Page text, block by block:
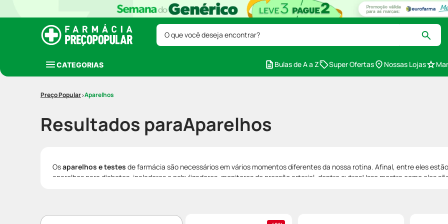
O que você deseja encontrar?
CATEGORIAS Bulas de A a Z Super Ofertas Nossas Lojas
Aparelhos
Resultados paraAparelhos
Osaparelhos e testes de farmácia são necessários em vários momentos diferentes da nossa rotina. Afinal, entre eles
aparelhos para diabetes, inaladores e nebulizadores, monitores de pressão arterial, dentre outros! Isso mostra como eles